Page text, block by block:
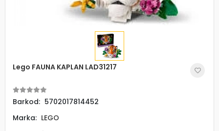
Lego FAUNA KAPLAN LAD31217
Barkod: 5702017814452
Marka: LEGO